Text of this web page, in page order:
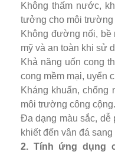
Không thấm nước,
tưởng cho môi trường
Không đường nối, bề
mỹ và an toàn khi sử
Khả năng uốn cong
cong mềm mại, uyển
Kháng khuẩn, chống
môi trường công cộng.
Đa dạng màu sắc, dễ
khiết đến vân đá sang
2. Tính ứng dụng